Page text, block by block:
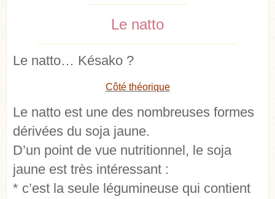
Le natto
Le natto… Késako ?
Côté théorique
Le natto est une des nombreuses formes
dérivées du soja jaune.
D’un point de vue nutritionnel, le soja
jaune est très intéressant :
* c’est la seule légumineuse qui contient